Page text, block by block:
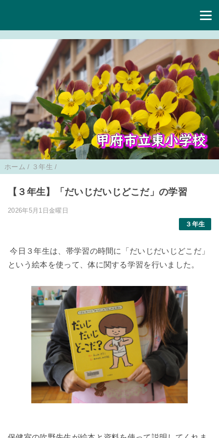
ホーム / ３年生 /
【３年生】「だいじだいじどこだ」の学習
2026年5月1日金曜日
３年生
今日３年生は、帯学習の時間に「だいじだいじどこだ」
という絵本を使って、体に関する学習を行いました。